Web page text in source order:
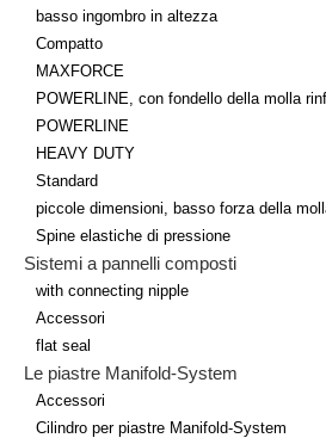
basso ingombro in altezza
Compatto
MAXFORCE
POWERLINE, con fondello della molla
POWERLINE
HEAVY DUTY
Standard
piccole dimensioni, basso forza della
Spine elastiche di pressione
Sistemi a pannelli composti
with connecting nipple
Accessori
flat seal
Le piastre Manifold-System
Accessori
Cilindro per piastre Manifold-System